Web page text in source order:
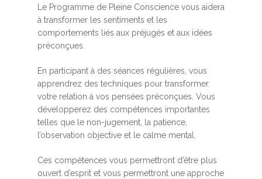
Le Programme de Pleine Conscience vous aidera
à transformer les sentiments et les
comportements liés aux préjugés et aux idées
préconçues.
En participant à des séances régulières, vous
apprendrez des techniques pour transformer
votre relation à vos pensées préconçues. Vous
développerez des compétences importantes
telles que le non-jugement, la patience,
l’observation objective et le calme mental.
Ces compétences vous permettront d’être plus
ouvert d’esprit et vous permettront une approche